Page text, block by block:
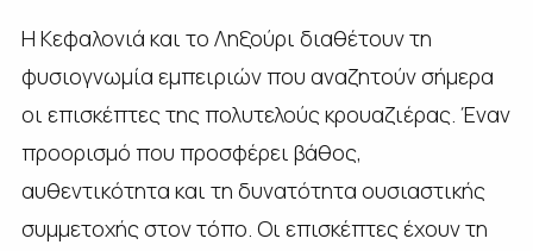
Η Κεφαλονιά και το Ληξούρι διαθέτουν τη
φυσιογνωμία εμπειριών που αναζητούν σήμερα
οι επισκέπτες της πολυτελούς κρουαζιέρας. Έναν
προορισμό που προσφέρει βάθος,
αυθεντικότητα και τη δυνατότητα ουσιαστικής
συμμετοχής στον τόπο. Οι επισκέπτες έχουν τη